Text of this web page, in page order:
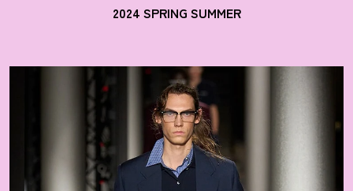
2024 SPRING SUMMER